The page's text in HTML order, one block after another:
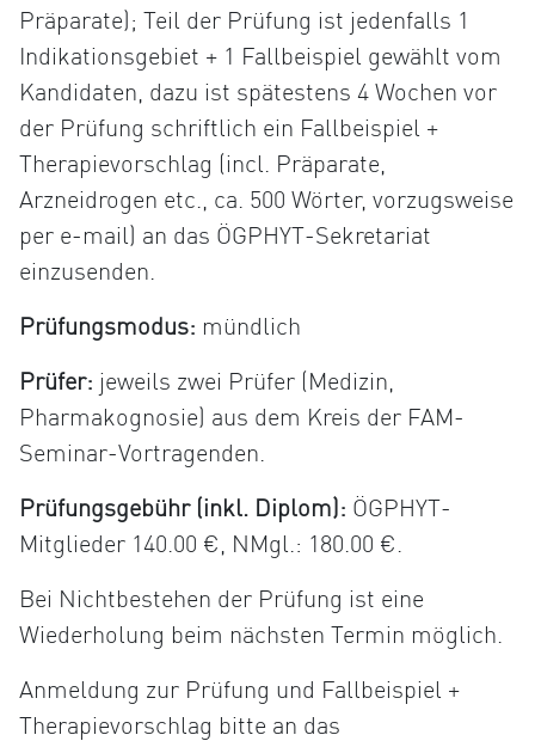
Präparate); Teil der Prüfung ist jedenfalls 1
Indikationsgebiet + 1 Fallbeispiel gewählt vom
Kandidaten, dazu ist spätestens 4 Wochen vor
der Prüfung schriftlich ein Fallbeispiel +
Therapievorschlag (incl. Präparate,
Arzneidrogen etc., ca. 500 Wörter, vorzugsweise
per e-mail) an das ÖGPHYT-Sekretariat
einzusenden.
Prüfungsmodus: mündlich
Prüfer: jeweils zwei Prüfer (Medizin,
Pharmakognosie) aus dem Kreis der FAM-
Seminar-Vortragenden.
Prüfungsgebühr (inkl. Diplom): ÖGPHYT-
Mitglieder 140.00 €, NMgl.: 180.00 €.
Bei Nichtbestehen der Prüfung ist eine
Wiederholung beim nächsten Termin möglich.
Anmeldung zur Prüfung und Fallbeispiel +
Therapievorschlag bitte an das